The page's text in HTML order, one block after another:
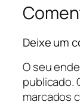
Deixe um
O seu
publicado.
marcados